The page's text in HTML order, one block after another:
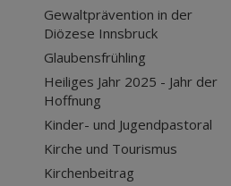
Gewaltprävention in der
Diözese Innsbruck
Glaubensfrühling
Heiliges Jahr 2025 - Jahr der
Hoffnung
Kinder- und Jugendpastoral
Kirche und Tourismus
Kirchenbeitrag